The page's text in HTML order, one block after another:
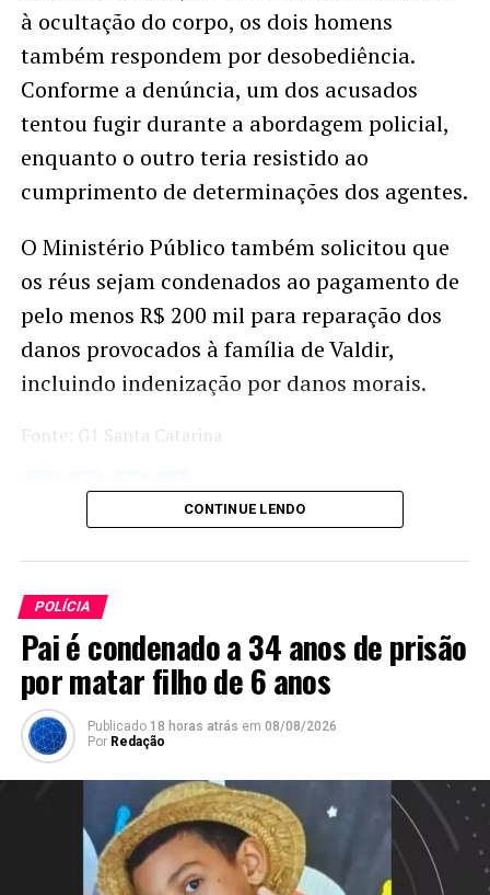
à ocultação do corpo, os dois homens
também respondem por desobediência.
Conforme a denúncia, um dos acusados
tentou fugir durante a abordagem policial,
enquanto o outro teria resistido ao
cumprimento de determinações dos agentes.
O Ministério Público também solicitou que
os réus sejam condenados ao pagamento de
pelo menos R$ 200 mil para reparação dos
danos provocados à família de Valdir,
incluindo indenização por danos morais.
Fonte: G1 Santa Catarina
Twitter
Facebook
WhatsApp
Share
CONTINUE LENDO
POLÍCIA
Pai é condenado a 34 anos de prisão
por matar filho de 6 anos
Publicado 18 horas atrás em 08/08/2026
Por Redação